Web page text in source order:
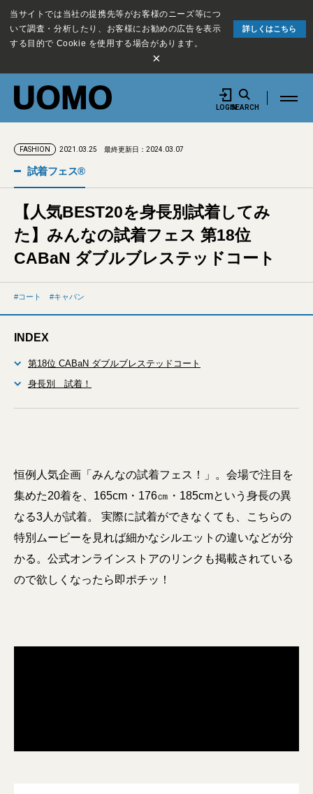
当サイトでは当社の提携先等がお客様のニーズ等につ
いて調査・分析したり、お客様にお勧めの広告を表示
する目的で Cookie を使用する場合があります。
詳しくはこちら
×
LOGINSEARCH
FASHION 2021.03.25 最終更新日：2024.03.07
試着フェス®︎
【人気BEST20を身長別試着してみ
た】みんなの試着フェス 第18位
CABaN ダブルブレステッドコート
コート キャバン
INDEX
第18位 CABaN ダブルブレステッドコート
身長別 試着！
恒例人気企画「みんなの試着フェス！」。会場で注目を
集めた20着を、165cm・176㎝・185cmという身長の異
なる3人が試着。 実際に試着ができなくても、こちらの
特別ムービーを見れば細かなシルエットの違いなどが分
かる。公式オンラインストアのリンクも掲載されている
ので欲しくなったら即ポチッ！